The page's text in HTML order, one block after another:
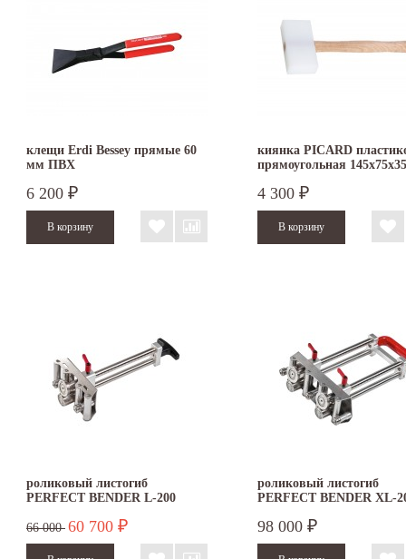
клещи Erdi Bessey прямые 60
мм ПВХ
6 200 ₽
киянка PICARD
прямоугольная
4 300 ₽
роликовый листогиб
PERFECT BENDER L-200
66 000 60 700 ₽
роликовый листогиб
PERFECT BENDER XL-
98 000 ₽